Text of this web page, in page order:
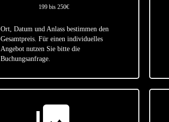
199 bis 250€
Ort, Datum und Anlass bestimmen den
Gesamtpreis. Für einen individuelles
Angebot nutzen Sie bitte die
Buchungsanfrage.